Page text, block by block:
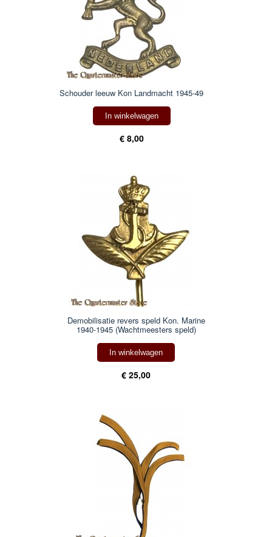
Schouder leeuw Kon Landmacht 1945-49
In winkelwagen
€ 8,00
Demobilisatie revers speld Kon. Marine
1940-1945 (Wachtmeesters speld)
In winkelwagen
€ 25,00